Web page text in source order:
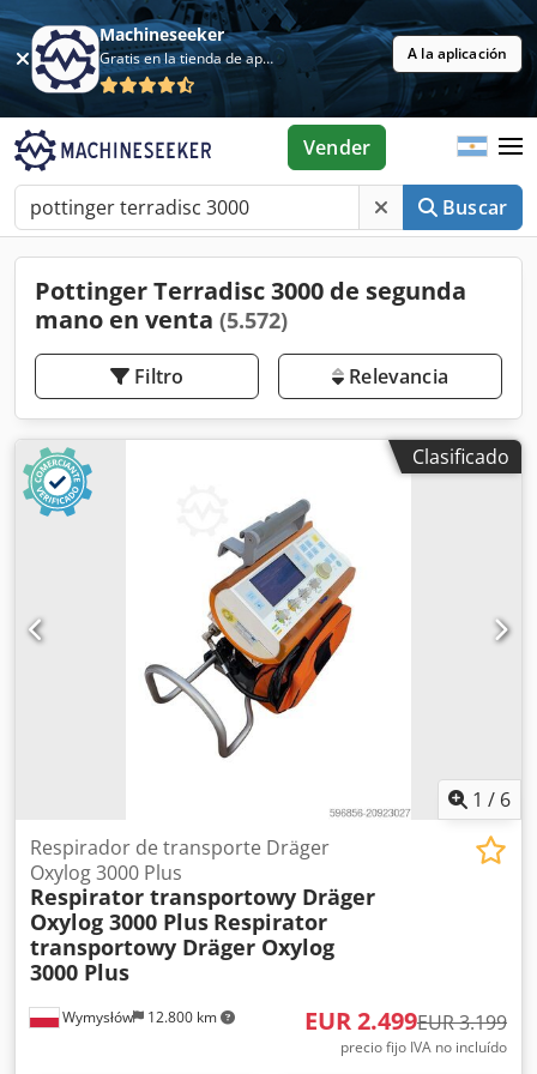
Machineseeker
Gratis en la tienda de aplicaciones A la aplicación
Buscar
Vender
Pottinger Terradisc 3000 de segunda
mano en venta (5.572)
Filtro Relevancia
Clasificado
1 / 6
Wymysłów 12.800 km
Respirador de transporte Dräger
Oxylog 3000 Plus
Respirator transportowy Dräger
Oxylog 3000 Plus Respirator
transportowy Dräger Oxylog
3000 Plus
EUR 2.499EUR 3.199
precio fijo IVA no incluído